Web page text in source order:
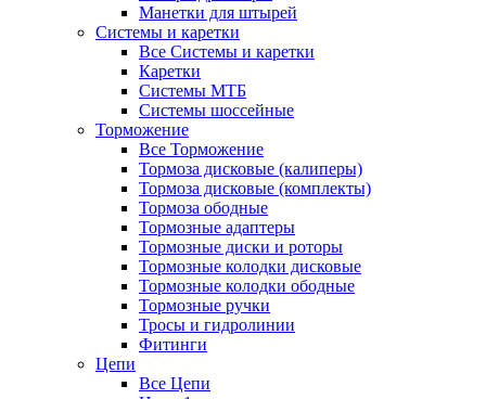
Манетки для штырей
Системы и каретки
Все Системы и каретки
Каретки
Системы МТБ
Системы шоссейные
Торможение
Все Торможение
Тормоза дисковые (калиперы)
Тормоза дисковые (комплекты)
Тормоза ободные
Тормозные адаптеры
Тормозные диски и роторы
Тормозные колодки дисковые
Тормозные колодки ободные
Тормозные ручки
Тросы и гидролинии
Фитинги
Цепи
Все Цепи